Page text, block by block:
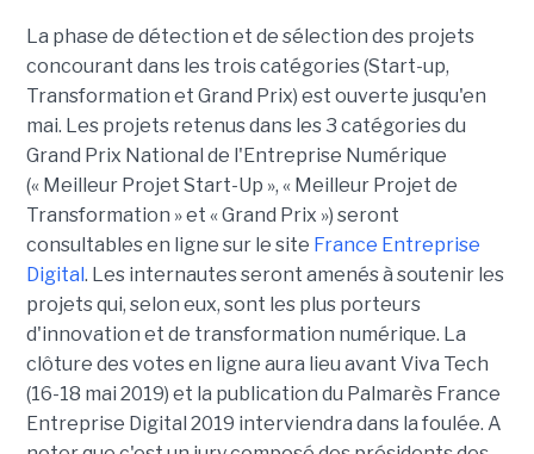
La phase de détection et de sélection des projets
concourant dans les trois catégories (Start-up,
Transformation et Grand Prix) est ouverte jusqu'en
mai. Les projets retenus dans les 3 catégories du
Grand Prix National de l'Entreprise Numérique
(« Meilleur Projet Start-Up », « Meilleur Projet de
Transformation » et « Grand Prix ») seront
consultables en ligne sur le site France Entreprise
Digital . Les internautes seront amenés à soutenir les
projets qui, selon eux, sont les plus porteurs
d'innovation et de transformation numérique. La
clôture des votes en ligne aura lieu avant Viva Tech
(16-18 mai 2019) et la publication du Palmarès France
Entreprise Digital 2019 interviendra dans la foulée. A